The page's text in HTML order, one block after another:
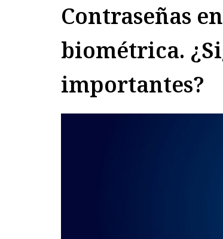
Contraseñas
biométrica.
importantes?